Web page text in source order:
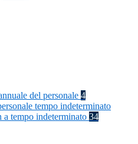
del personale 4
tempo indeterminato
a tempo indeterminato 34